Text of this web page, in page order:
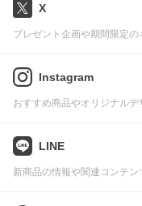
X
プレゼント企画や期間限定
Instagram
おすすめ商品やオリジナル
LINE
新商品の情報や関連コンテン